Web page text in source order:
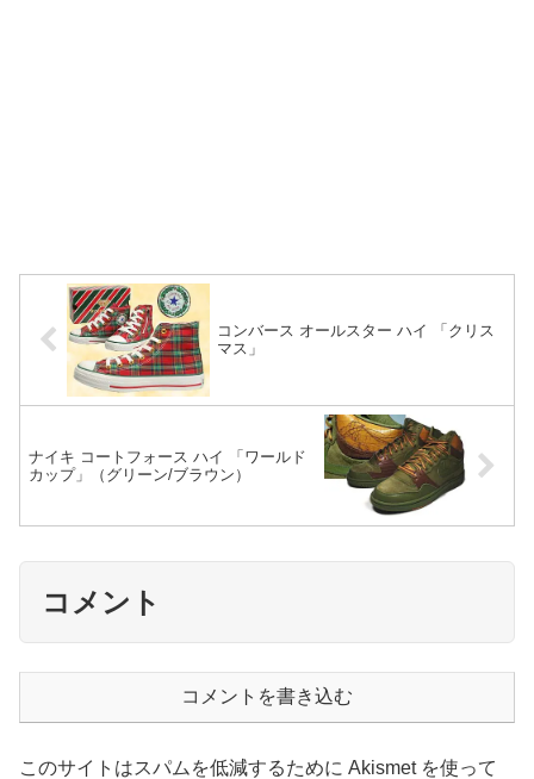
コンバース オールスター ハイ 「クリス
マス」
ナイキ コートフォース ハイ 「ワールド
カップ」（グリーン/ブラウン）
コメント
コメントを書き込む
このサイトはスパムを低減するために Akismet を使って